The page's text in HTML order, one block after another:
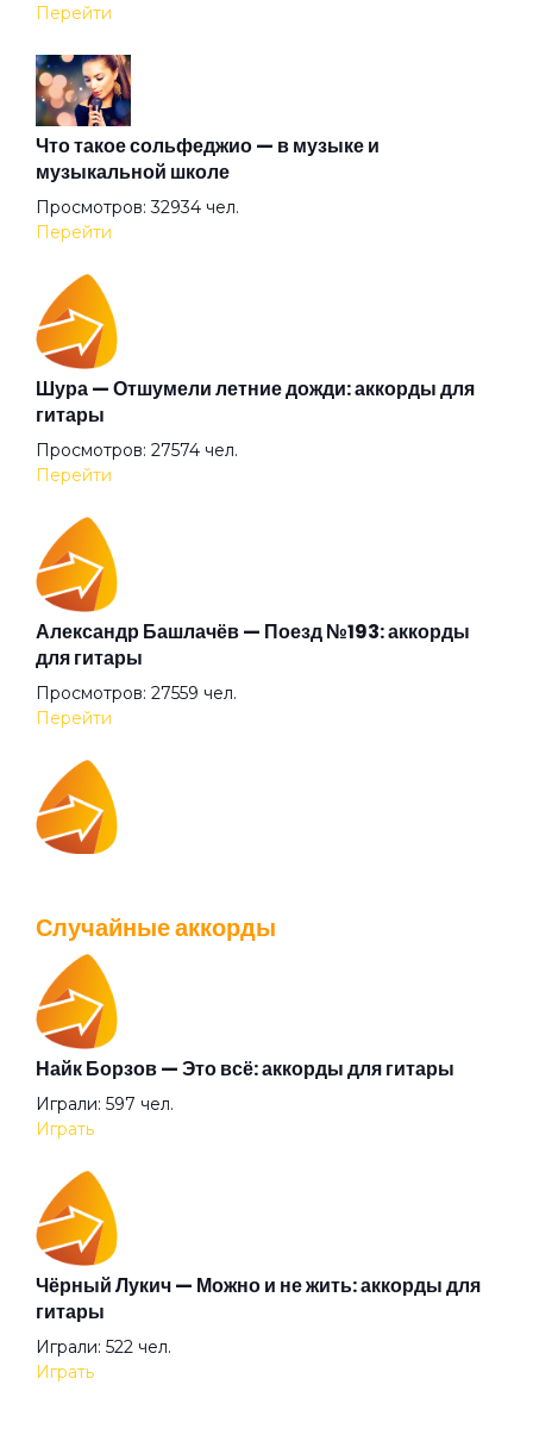
Атлантида
Бабочка
Баргузин
Барышня
Беги (2008)
Беги
Бежали прочь
Безумные выси
Белая
Белый друг
Белый танец
Библиотека
Бледные поэты
Будто я (англ.)
Будто я
Бумажный змей
Перейти
Что такое сольфеджио — в музыке и
музыкальной школе
Просмотров: 32934 чел.
Перейти
Шура — Отшумели летние дожди: аккорды для
гитары
Просмотров: 27574 чел.
Перейти
Александр Башлачёв — Поезд №193: аккорды
для гитары
Просмотров: 27559 чел.
Перейти
Перейти
Валентин Стрыкало — Gay porn: аккорды для
гитары
Перейти
Аккорды для начинающих играть на гитаре —
легкие и простые песни на гитаре
Просмотров: 23259 чел.
Перейти
Случайные аккорды
Найк Борзов — Это всё: аккорды для гитары
Играли: 597 чел.
Играть
Чёрный Лукич — Можно и не жить: аккорды для
гитары
Играли: 522 чел.
Играть